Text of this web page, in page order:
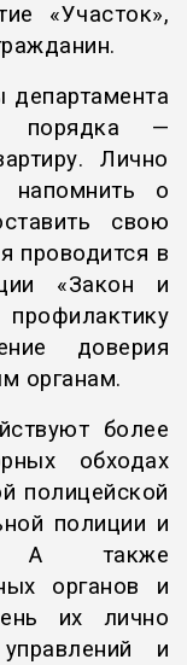
«Участок»,
порядка —
Лично
напомнить о
свою
проводится в
«Закон и
доверия
органам.
более
обходах
полицейской
полиции и
А также
органов и
их лично
и